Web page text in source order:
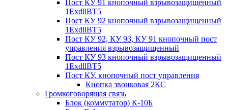
Пост КУ 91 кнопочный взрывозащищенный
1ExdllВТ5
Пост КУ 92 кнопочный взрывозащищенный
1ExdllВТ5
Пост КУ 92, КУ 93, КУ 91 кнопочный пост
управления взрывозащищенный
Пост КУ 93 кнопочный взрывозащищенный
1ExdllВТ5
Пост КУ, кнопочный пост управления
Кнопка звонковая 2КС
Громкоговорящая связь
Блок (коммутатор) К-10Б